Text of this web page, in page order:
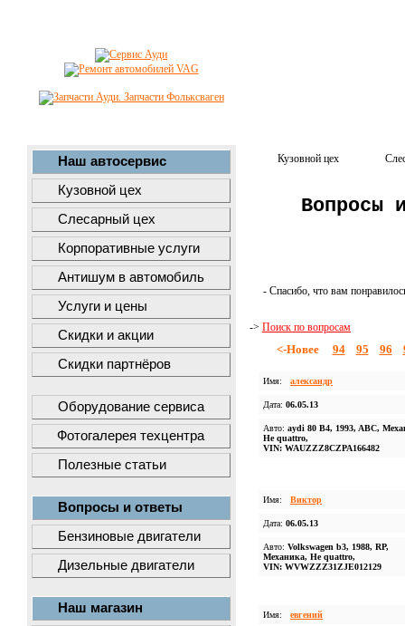
Наш автосервис
Кузовной цех
Слесарный цех
Корпоративные услуги
Антишум в автомобиль
Услуги и цены
Скидки и акции
Скидки партнёров
Оборудование сервиса
Фотогалерея техцентра
Полезные статьи
Вопросы и ответы
Бензиновые двигатели
Дизельные двигатели
Наш магазин
Кузовной цех
Вопросы
- Спасибо, что вам
-> Поиск по вопросам
<-Новее 94 95 96
Имя: александр
Дата: 06.05.13
Авто: aydi 80 B4, 1993, ABC,
Не quattro,
VIN: WAUZZZ8CZPA166482
Имя: Виктор
Дата: 06.05.13
Авто: Volkswagen b3, 1988, RP,
Механика, Не quattro,
VIN: WVWZZZ31ZJE012129
Имя: евгений